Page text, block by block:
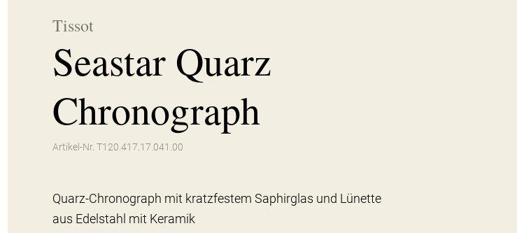
Tissot
Seastar Quarz
Chronograph
Artikel-Nr. T120.417.17.041.00
Quarz-Chronograph mit kratzfestem Saphirglas und Lünette
aus Edelstahl mit Keramik